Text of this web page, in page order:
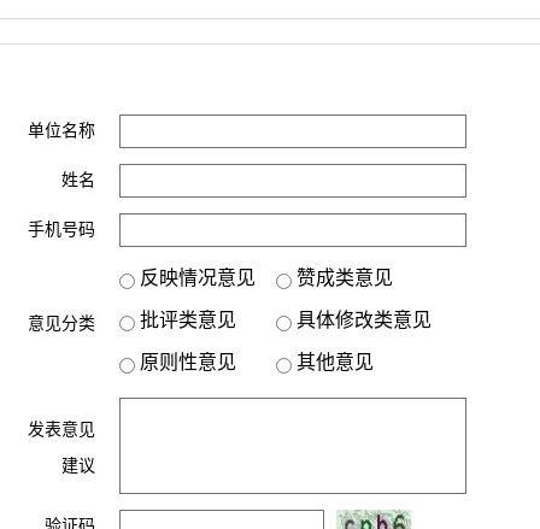
单位名称
姓名
手机号码
意见分类
反映情况意见
赞成类意见
批评类意见
具体修改类意见
原则性意见
其他意见
发表意见
建议
验证码